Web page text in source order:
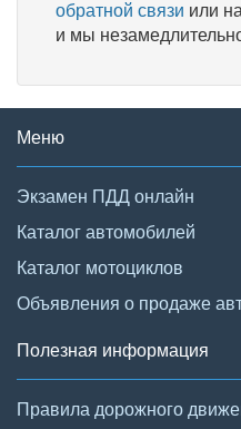
обратной связи или
и мы
Меню
Экзамен ПДД онлайн
Каталог автомобилей
Каталог мотоциклов
Объявления о продаже
Полезная информация
Правила дорожного